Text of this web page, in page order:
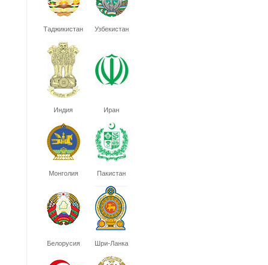
Таджикистан Узбекистан
Индия Иран
Монголия Пакистан
Белорусия Шри-Ланка